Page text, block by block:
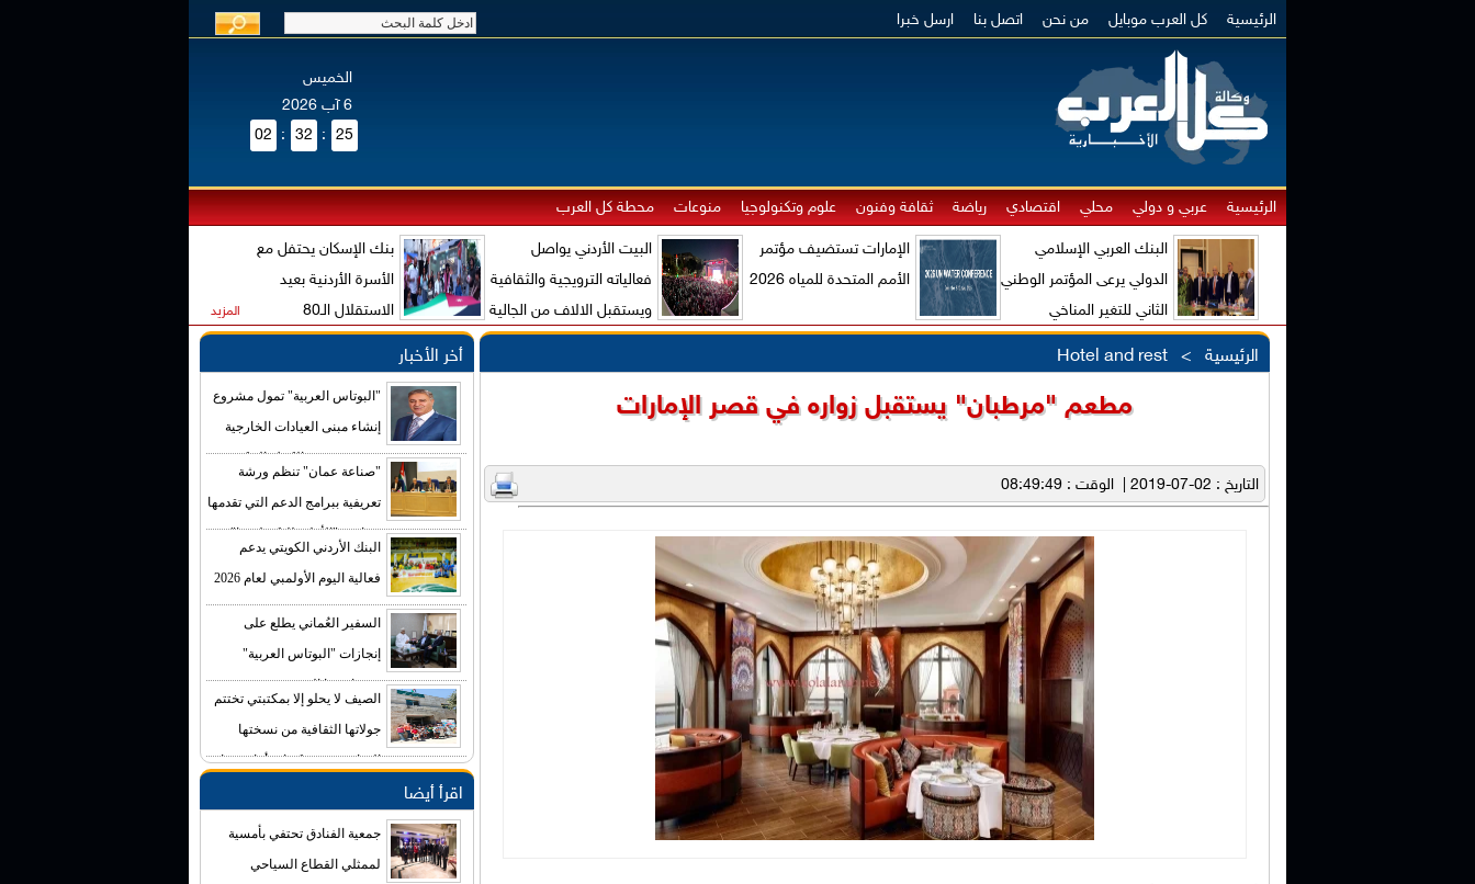
الرئيسية كل العرب موبايل من نحن اتصل بنا ارسل خبرا
الخميس
6 آب 2026
02 : 32 : 25
الرئيسية عربي و دولي محلي اقتصادي رياضة ثقافة وفنون علوم وتكنولوجيا منوعات محطة كل العرب
البنك العربي الإسلامي
الدولي يرعى المؤتمر الوطني
الثاني للتغير المناخي
الإمارات تستضيف مؤتمر
الأمم المتحدة للمياه 2026
البيت الأردني يواصل
فعالياته الترويجية والثقافية
ويستقبل الالاف من الجالية
بنك الإسكان يحتفل مع
الأسرة الأردنية بعيد
الاستقلال الـ80
المزيد
الرئيسية >
Hotel and rest
مطعم "مرطبان" يستقبل زواره في قصر الإمارات
التاريخ : 02-07-2019 | الوقت : 08:49:49
أخر الأخبار
"البوتاس العربية" تمول مشروع
إنشاء مبنى العيادات الخارجية
في مستشفى الكرك الحكومي
بكلفة تصل إلى (4) ملايين دينار
"صناعة عمان" تنظم ورشة
تعريفية ببرامج الدعم التي تقدمها
صناديق "الأعلى للتكنولوجيا"
البنك الأردني الكويتي يدعم
فعالية اليوم الأولمبي لعام 2026
السفير العُماني يطلع على
إنجازات "البوتاس العربية"
ومشاريعها التوسعية
الصيف لا يحلو إلا بمكتبتي تختتم
جولاتها الثقافية من نسختها
السادس في مكتبات أمانة عمان
اقرأ أيضا
جمعية الفنادق تحتفي بأمسية
لممثلي القطاع السياحي